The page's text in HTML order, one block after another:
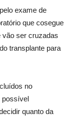
exame de
que cosegue
vão ser cruzadas
transplante para
no
possível
quanto da